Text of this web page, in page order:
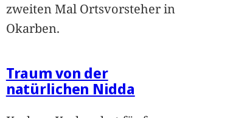
zweiten Mal Ortsvorsteher in
Okarben.
Traum von der
natürlichen Nidda